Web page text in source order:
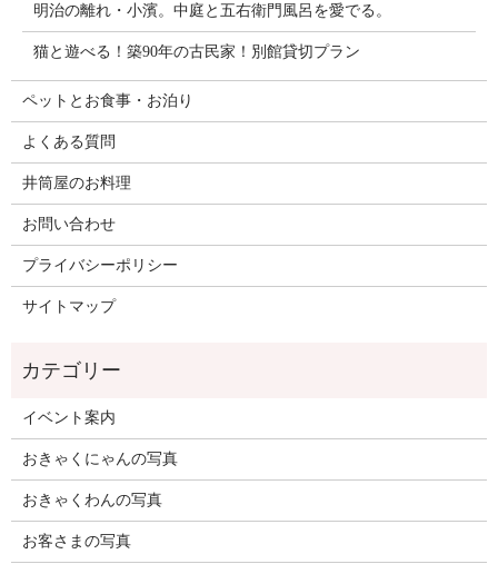
明治の離れ・小濱。中庭と五右衛門風呂を愛でる。
猫と遊べる！築90年の古民家！別館貸切プラン
ペットとお食事・お泊り
よくある質問
井筒屋のお料理
お問い合わせ
プライバシーポリシー
サイトマップ
イベント案内
おきゃくにゃんの写真
おきゃくわんの写真
お客さまの写真